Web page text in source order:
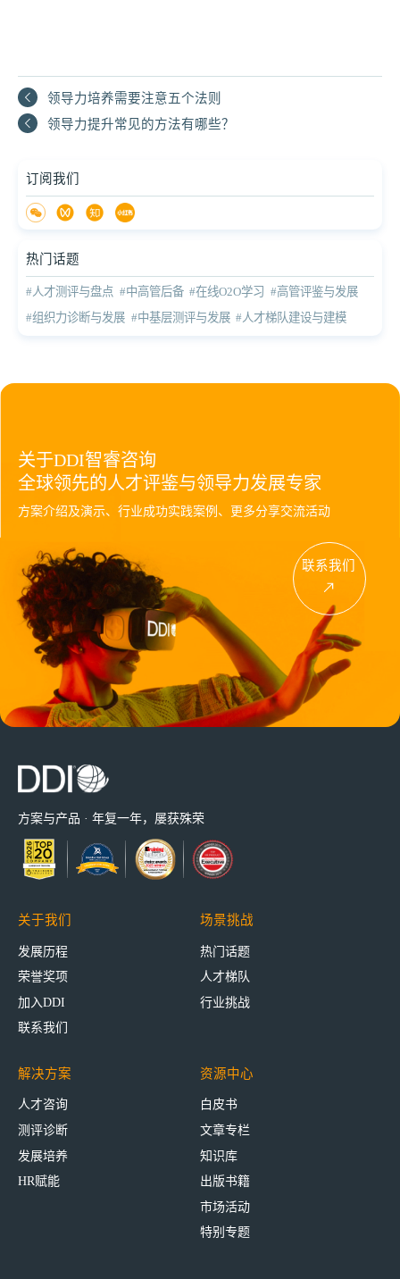
领导力培养需要注意五个法则
领导力提升常见的方法有哪些？
订阅我们
热门话题
#人才测评与盘点 #中高管后备 #在线O2O学习 #高管评鉴与发展
#组织力诊断与发展 #中基层测评与发展 #人才梯队建设与建模
关于DDI智睿咨询
全球领先的人才评鉴与领导力发展专家
方案介绍及演示、行业成功实践案例、更多分享交流活动
联系我们
方案与产品 · 年复一年，屡获殊荣
关于我们
发展历程
荣誉奖项
加入DDI
联系我们
场景挑战
热门话题
人才梯队
行业挑战
解决方案
人才咨询
测评诊断
发展培养
HR赋能
资源中心
白皮书
文章专栏
知识库
出版书籍
市场活动
特别专题